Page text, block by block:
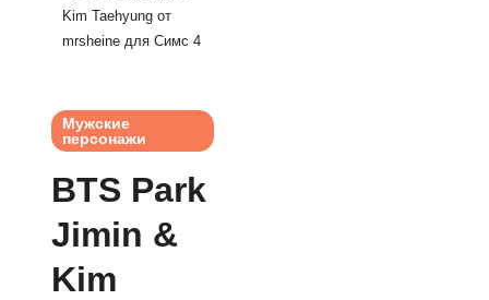
Kim Taehyung от
mrsheine для Симс 4
Мужские
персонажи
BTS Park
Jimin &
Kim